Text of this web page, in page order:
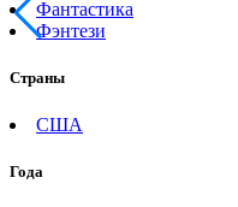
Фантастика
Фэнтези
Страны
США
Года